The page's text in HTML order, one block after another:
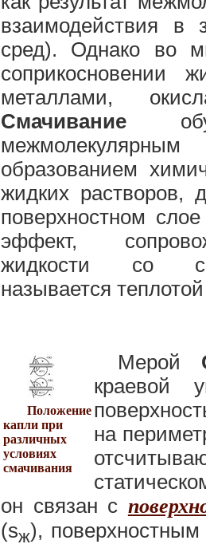
взаимодействия в
сред). Однако во
соприкосновении
металлами,
Смачивание
образованием
жидких растворов,
поверхностном
эффект,
жидкости со
называется
Положение
капли при
различных
условиях
смачивания
Мерой
краевой
на
он связан с
(sж),